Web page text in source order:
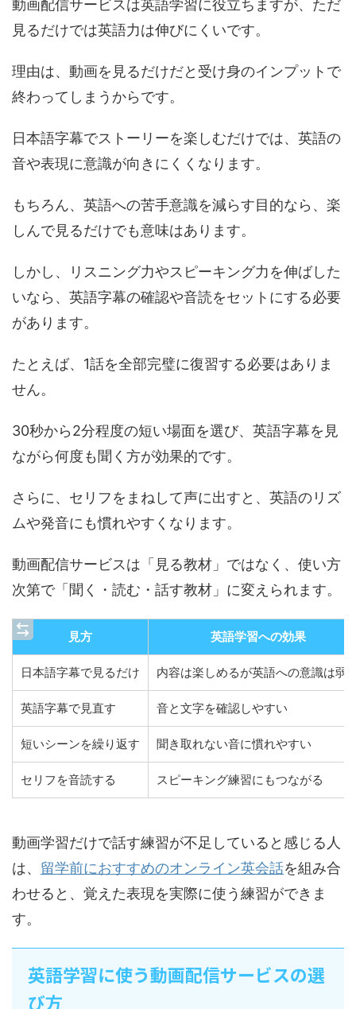
動画配信サービスは英語学習に役立ちますが、ただ
見るだけでは英語力は伸びにくいです。
理由は、動画を見るだけだと受け身のインプットで
終わってしまうからです。
日本語字幕でストーリーを楽しむだけでは、英語の
音や表現に意識が向きにくくなります。
もちろん、英語への苦手意識を減らす目的なら、楽
しんで見るだけでも意味はあります。
しかし、リスニング力やスピーキング力を伸ばした
いなら、英語字幕の確認や音読をセットにする必要
があります。
たとえば、1話を全部完璧に復習する必要はありま
せん。
30秒から2分程度の短い場面を選び、英語字幕を見
ながら何度も聞く方が効果的です。
さらに、セリフをまねして声に出すと、英語のリズ
ムや発音にも慣れやすくなります。
動画配信サービスは「見る教材」ではなく、使い方
次第で「聞く・読む・話す教材」に変えられます。
見方 英語学習への効果
日本語字幕で見るだけ 内容は楽しめるが英語への意識は弱
英語字幕で見直す 音と文字を確認しやすい
短いシーンを繰り返す 聞き取れない音に慣れやすい
セリフを音読する スピーキング練習にもつながる
動画学習だけで話す練習が不足していると感じる人
は、 留学前におすすめのオンライン英会話を組み合
わせると、覚えた表現を実際に使う練習ができま
す。
英語学習に使う動画配信サービスの選
び方